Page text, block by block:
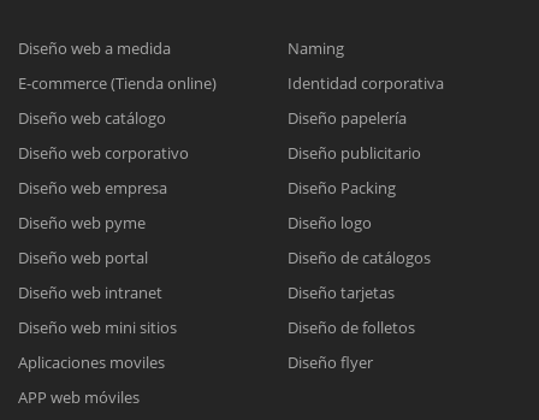
Diseño web a medida
E-commerce (Tienda online)
Diseño web catálogo
Diseño web corporativo
Diseño web empresa
Diseño web pyme
Diseño web portal
Diseño web intranet
Diseño web mini sitios
Aplicaciones moviles
APP web móviles
Naming
Identidad corporativa
Diseño papelería
Diseño publicitario
Diseño Packing
Diseño logo
Diseño de catálogos
Diseño tarjetas
Diseño de folletos
Diseño flyer